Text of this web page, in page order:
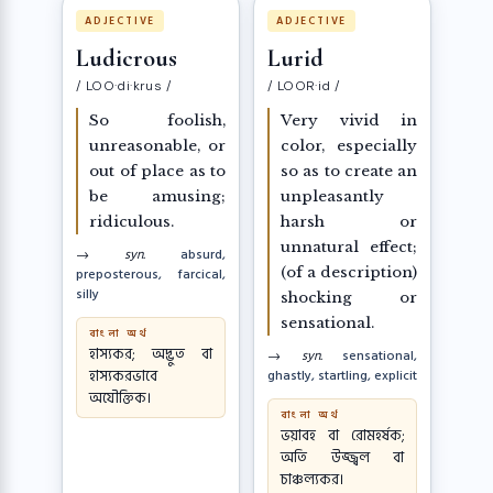
ADJECTIVE
Ludicrous
/ LOO·di·krus /
So foolish,
unreasonable, or
out of place as to
be amusing;
ridiculous.
→ syn. absurd,
preposterous, farcical,
silly
বাংলা অর্থ
হাস্যকর; অদ্ভুত বা
হাস্যকরভাবে
অযৌক্তিক।
ADJECTIVE
Lurid
/ LOOR·id /
Very vivid in
color, especially
so as to create an
unpleasantly
harsh or
unnatural effect;
(of a description)
shocking or
sensational.
→ syn. sensational,
ghastly, startling, explicit
বাংলা অর্থ
ভয়াবহ বা রোমহর্ষক;
অতি উজ্জ্বল বা
চাঞ্চল্যকর।